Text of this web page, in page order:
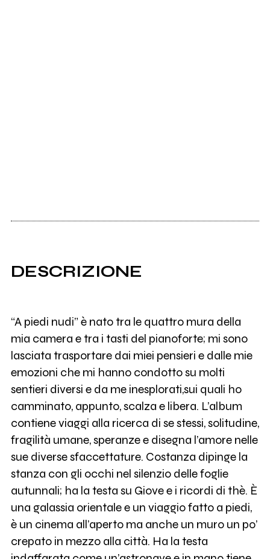
DESCRIZIONE
“A piedi nudi” è nato tra le quattro mura della
mia camera e tra i tasti del pianoforte; mi sono
lasciata trasportare dai miei pensieri e dalle mie
emozioni che mi hanno condotto su molti
sentieri diversi e da me inesplorati,sui quali ho
camminato, appunto, scalza e libera. L’album
contiene viaggi alla ricerca di se stessi, solitudine,
fragilità umane, speranze e disegna l’amore nelle
sue diverse sfaccettature. Costanza dipinge la
stanza con gli occhi nel silenzio delle foglie
autunnali; ha la testa su Giove e i ricordi di thè. È
una galassia orientale e un viaggio fatto a piedi,
è un cinema all’aperto ma anche un muro un po’
crepato in mezzo alla città. Ha la testa